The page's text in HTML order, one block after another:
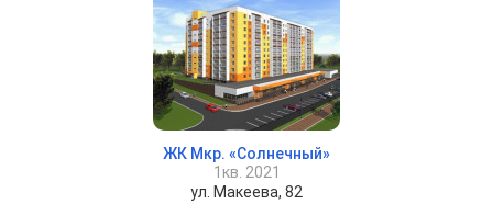
ЖК Мкр. «Солнечный»
1кв. 2021
ул. Макеева, 82